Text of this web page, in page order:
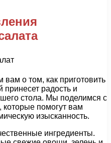
о том, как приготовить
принесет радость и
стола. Мы поделимся с
которые помогут вам
изысканность.
ингредиенты.